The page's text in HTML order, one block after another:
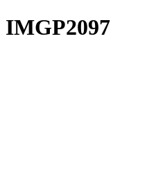
IMGP2097